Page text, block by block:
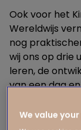
Ook voor het
Wereldwijs
nog
wij ons op drie
leren, de
van een dag
We value